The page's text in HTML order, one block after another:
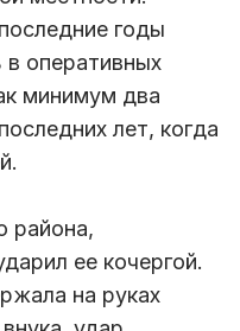
годы
в оперативных
минимум два
лет, когда
района,
ее кочергой.
на руках